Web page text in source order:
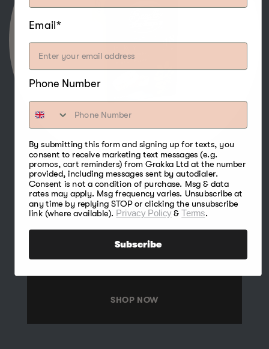
La saveur forte et sucrée des bisquettes
d'hickory en fait l'un des bois les plus
le porc, le gibier, la sauvagine, les noix et le
fromage.
SHOP NOW
Email*
Phone Number
By submitting this form and signing up for texts, you
consent to receive marketing text messages (e.g.
promos, cart reminders) from Grakka Ltd at the number
provided, including messages sent by autodialer.
Consent is not a condition of purchase. Msg & data
rates may apply. Msg frequency varies. Unsubscribe at
any time by replying STOP or clicking the unsubscribe
link (where available). Privacy Policy&Terms.
Subscribe